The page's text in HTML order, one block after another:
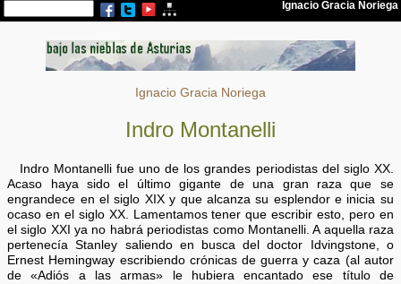
Ignacio Gracia Noriega
Indro Montanelli
Indro Montanelli fue uno de los grandes periodistas del siglo XX.
Acaso haya sido el último gigante de una gran raza que se
engrandece en el siglo XIX y que alcanza su esplendor e inicia su
ocaso en el siglo XX. Lamentamos tener que escribir esto, pero en
el siglo XXI ya no habrá periodistas como Montanelli. A aquella raza
pertenecía Stanley saliendo en busca del doctor Idvingstone, o
Ernest Hemingway escribiendo crónicas de guerra y caza (al autor
de «Adiós a las armas» le hubiera encantado ese título de